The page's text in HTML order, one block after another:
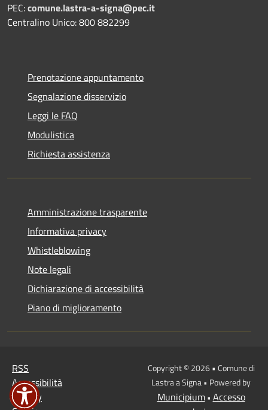
PEC:comune.lastra-a-signa@pec.it
Centralino Unico: 800 882299
Prenotazione appuntamento
Segnalazione disservizio
Leggi le FAQ
Modulistica
Richiesta assistenza
Amministrazione trasparente
Informativa privacy
Whistleblowing
Note legali
Dichiarazione di accessibilità
Piano di miglioramento
RSS
Accessibilità
Privacy
Copyright © 2026 • Comune di
Lastra a Signa • Powered by
Municipium• Accesso